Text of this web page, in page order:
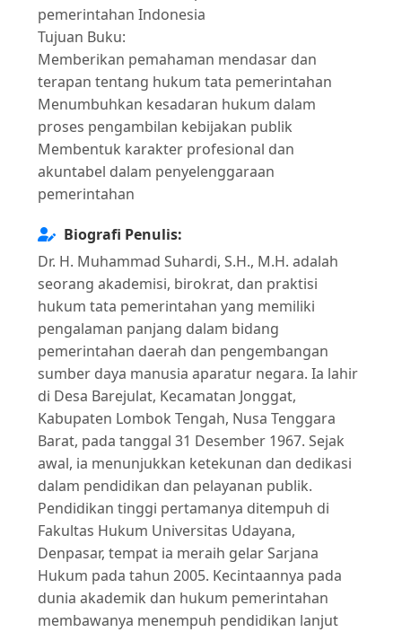
pemerintahan Indonesia
Tujuan Buku:
Memberikan pemahaman mendasar dan
terapan tentang hukum tata pemerintahan
Menumbuhkan kesadaran hukum dalam
proses pengambilan kebijakan publik
Membentuk karakter profesional dan
akuntabel dalam penyelenggaraan
pemerintahan
Biografi Penulis:
Dr. H. Muhammad Suhardi, S.H., M.H. adalah
seorang akademisi, birokrat, dan praktisi
hukum tata pemerintahan yang memiliki
pengalaman panjang dalam bidang
pemerintahan daerah dan pengembangan
sumber daya manusia aparatur negara. Ia lahir
di Desa Barejulat, Kecamatan Jonggat,
Kabupaten Lombok Tengah, Nusa Tenggara
Barat, pada tanggal 31 Desember 1967. Sejak
awal, ia menunjukkan ketekunan dan dedikasi
dalam pendidikan dan pelayanan publik.
Pendidikan tinggi pertamanya ditempuh di
Fakultas Hukum Universitas Udayana,
Denpasar, tempat ia meraih gelar Sarjana
Hukum pada tahun 2005. Kecintaannya pada
dunia akademik dan hukum pemerintahan
membawanya menempuh pendidikan lanjut